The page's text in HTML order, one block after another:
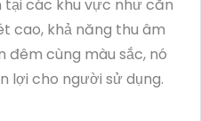
tại các khu vực như căn
cao, khả năng thu âm
đêm cùng màu sắc, nó
lợi cho người sử dụng.